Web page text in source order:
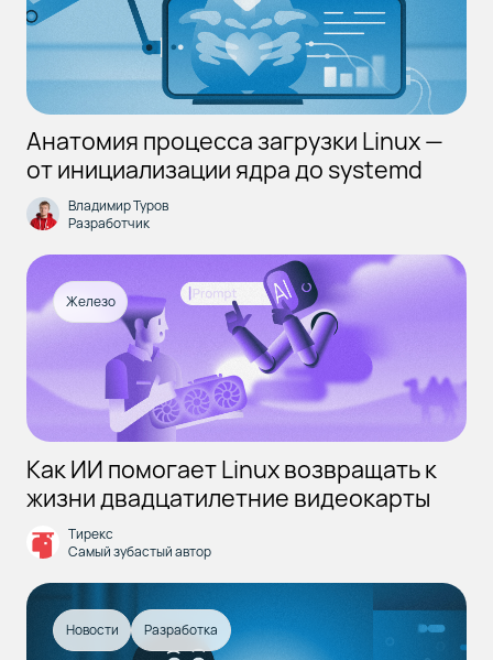
Анатомия процесса загрузки Linux —
от инициализации ядра до systemd
Владимир Туров
Разработчик
Железо
Как ИИ помогает Linux возвращать к
жизни двадцатилетние видеокарты
Тирекс
Самый зубастый автор
Новости Разработка